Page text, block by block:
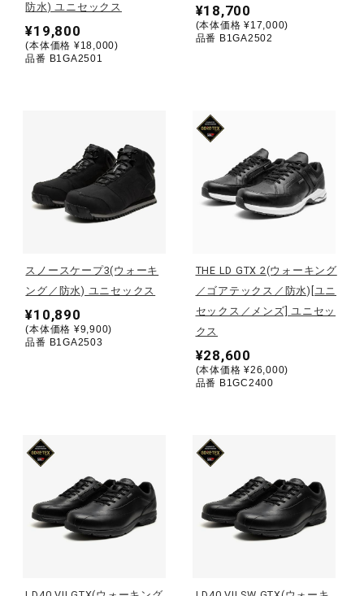
ウォーキングシューズ
インナー
寝具／ミズノスリープ
アウトドア／レイン
サポーター
メディカル
防水) ユニセックス
¥19,800
(本体価格 ¥18,000)
品番 B1GA2501
¥18,700
(本体価格 ¥17,000)
品番 B1GA2502
スノースケープ3(ウォーキ
ング／防水) ユニセックス
¥10,890
(本体価格 ¥9,900)
品番 B1GA2503
THE LD GTX 2(ウォーキング
／ゴアテックス／防水)[ユニ
セックス／メンズ] ユニセッ
クス
¥28,600
(本体価格 ¥26,000)
品番 B1GC2400